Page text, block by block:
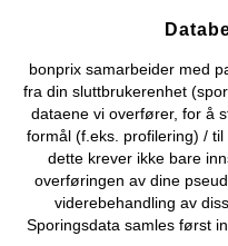
bonprix samarbeider med
fra din sluttbrukerenhet
dataene vi overfører, for å
formål (f.eks. profilering) /
dette krever ikke bare
overføringen av dine
viderebehandling av
Sporingsdata samles først